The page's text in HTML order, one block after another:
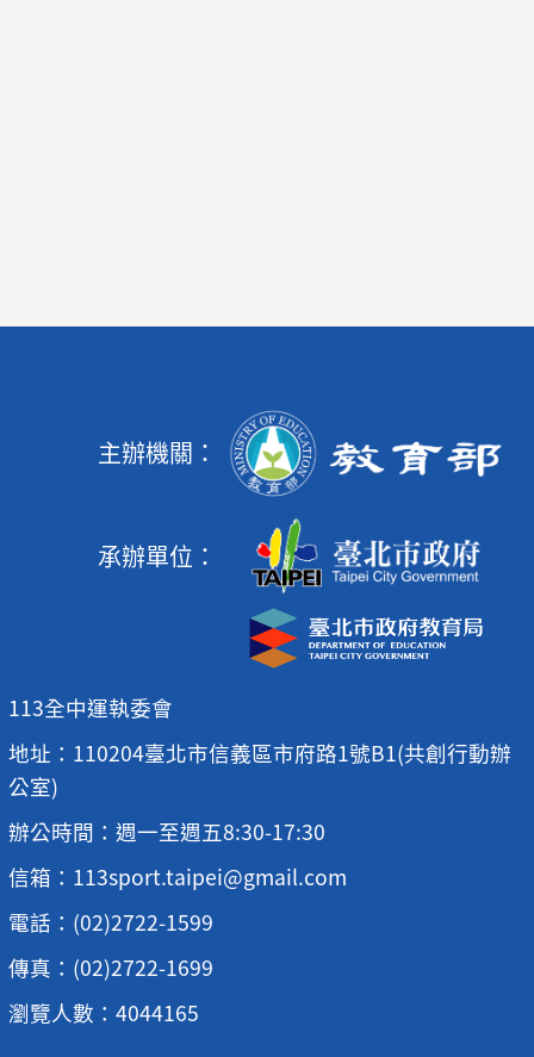
主辦機關：
承辦單位：
113全中運執委會
地址：110204臺北市信義區市府路1號B1(共創行動辦
公室)
辦公時間：週一至週五8:30-17:30
信箱：113sport.taipei@gmail.com
電話：(02)2722-1599
傳真：(02)2722-1699
瀏覽人數：4044165